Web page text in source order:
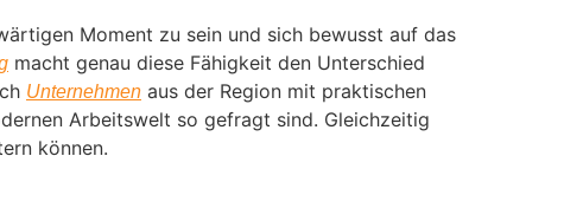
Moment zu sein und sich bewusst auf das
macht genau diese Fähigkeit den Unterschied
Unternehmen aus der Region mit praktischen
Arbeitswelt so gefragt sind. Gleichzeitig
können.